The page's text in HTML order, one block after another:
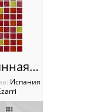
25006-D Стеклянная мозаика Ezarri Mix
Испания